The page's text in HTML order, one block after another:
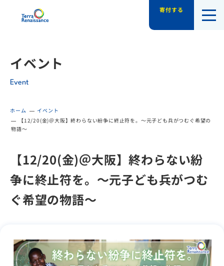
認定NPO法人テラ・ルネッサンス（平和
寄付する
イベント
Event
ホーム
イベント
【12/20(金)＠大阪】終わらない紛争に終止符を。～元子ども兵がつむぐ希望の
物語～
【12/20(金)＠大阪】終わらない紛
争に終止符を。～元子ども兵がつむ
ぐ希望の物語～